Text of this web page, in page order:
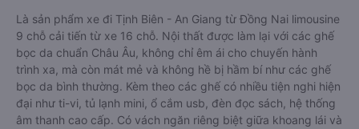
Là sản phẩm xe đi Tịnh Biên - An Giang từ Đồng Nai limousine
9 chỗ cải tiến từ xe 16 chỗ. Nội thất được làm lại với các ghế
bọc da chuẩn Châu Âu, không chỉ êm ái cho chuyến hành
trình xa, mà còn mát mẻ và không hề bị hầm bí như các ghế
bọc da bình thường. Kèm theo các ghế có nhiều tiện nghi hiện
đại như ti-vi, tủ lạnh mini, ổ cắm usb, đèn đọc sách, hệ thống
âm thanh cao cấp. Có vách ngăn riêng biệt giữa khoang lái và